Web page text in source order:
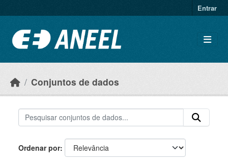
Entrar
Conjuntos de dados
Ordenar por